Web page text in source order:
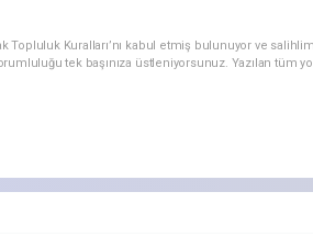
Topluluk Kuralları’nı kabul etmiş bulunuyor ve
tek başınıza üstleniyorsunuz. Yazılan